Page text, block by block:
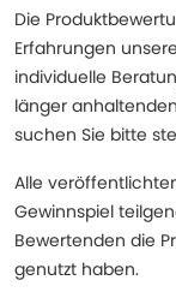
Die
Erfahrungen
individuelle
länger
suchen Sie bitte
Alle
Gewinnspiel
Bewertenden die
genutzt haben.